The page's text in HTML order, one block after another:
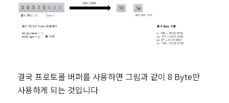
결국 프로토콜 버퍼를 사용하면 그림과 같이 8 Byte만
사용하게 되는 것입니다